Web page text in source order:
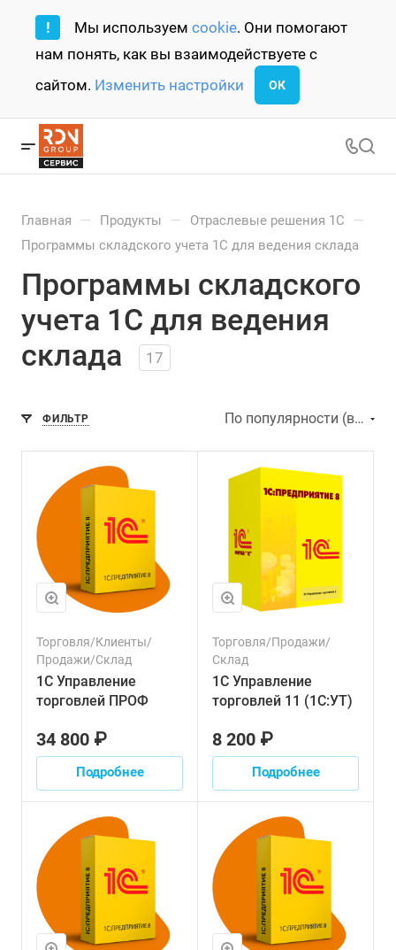
! Мы используем cookie. Они помогают
нам понять, как вы взаимодействуете с
сайтом. Изменить настройки ОК
Главная — Продукты — Отраслевые решения 1С —
Программы складского учета 1С для ведения склада
Программы складского
учета 1С для ведения
склада
17
ФИЛЬТР По популярности (возрастание)
Торговля/Клиенты/
Продажи/Склад
1С Управление
торговлей ПРОФ
34 800 ₽
Подробнее
Торговля/Продажи/
Склад
1С Управление
торговлей 11 (1С:УТ)
8 200 ₽
Подробнее